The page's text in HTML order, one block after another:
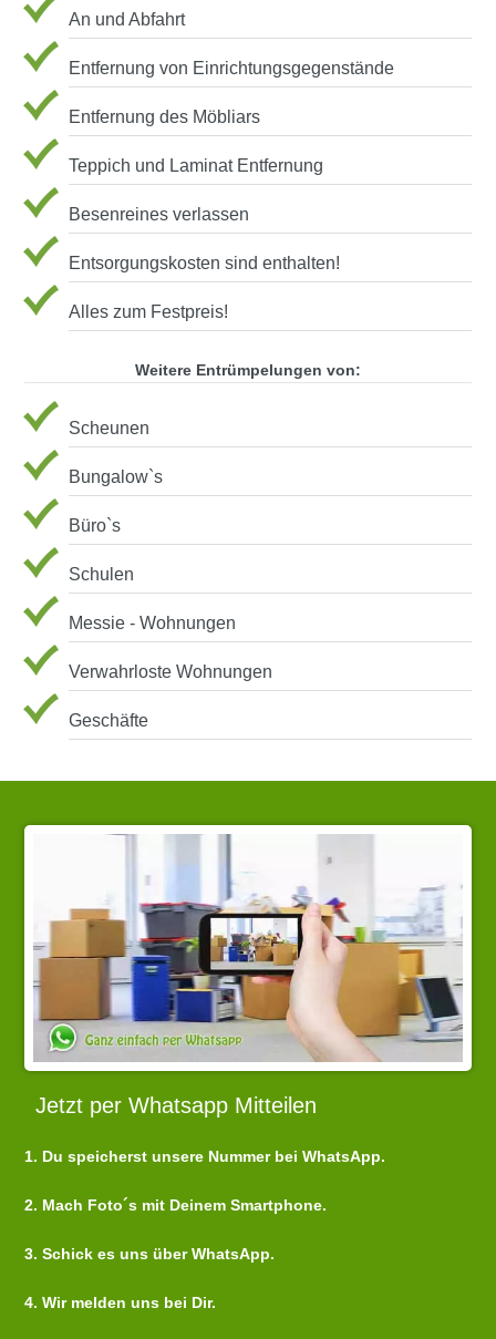
An und Abfahrt
Entfernung von Einrichtungsgegenstände
Entfernung des Möbliars
Teppich und Laminat Entfernung
Besenreines verlassen
Entsorgungskosten sind enthalten!
Alles zum Festpreis!
Weitere Entrümpelungen von:
Scheunen
Bungalow`s
Büro`s
Schulen
Messie - Wohnungen
Verwahrloste Wohnungen
Geschäfte
Jetzt per Whatsapp Mitteilen
1. Du speicherst unsere Nummer bei WhatsApp.
2. Mach Foto´s mit Deinem Smartphone.
3. Schick es uns über WhatsApp.
4. Wir melden uns bei Dir.